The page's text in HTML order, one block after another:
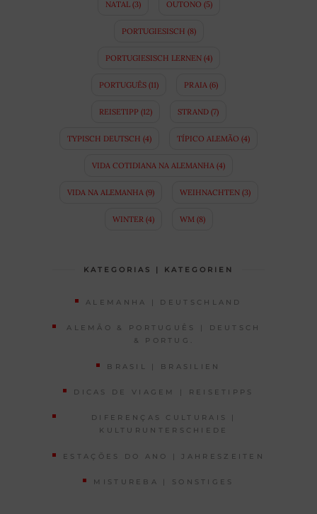
NATAL(3) OUTONO (5)
PORTUGIESISCH (8)
PORTUGIESISCH LERNEN(4)
PORTUGUÊS (11) PRAIA (6)
REISETIPP(12) STRAND(7)
TYPISCH DEUTSCH (4) TÍPICO ALEMÃO (4)
VIDA COTIDIANA NA ALEMANHA (4)
VIDA NA ALEMANHA (9) WEIHNACHTEN(3)
WINTER (4) WM (8)
KATEGORIAS | KATEGORIEN
ALEMANHA | DEUTSCHLAND
ALEMÃO & PORTUGUÊS | DEUTSCH
& PORTUG.
BRASIL | BRASILIEN
DICAS DE VIAGEM | REISETIPPS
DIFERENÇAS CULTURAIS |
KULTURUNTERSCHIEDE
ESTAÇÕES DO ANO | JAHRESZEITEN
MISTUREBA | SONSTIGES